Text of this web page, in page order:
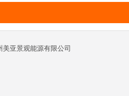
亚景观能源有限公司